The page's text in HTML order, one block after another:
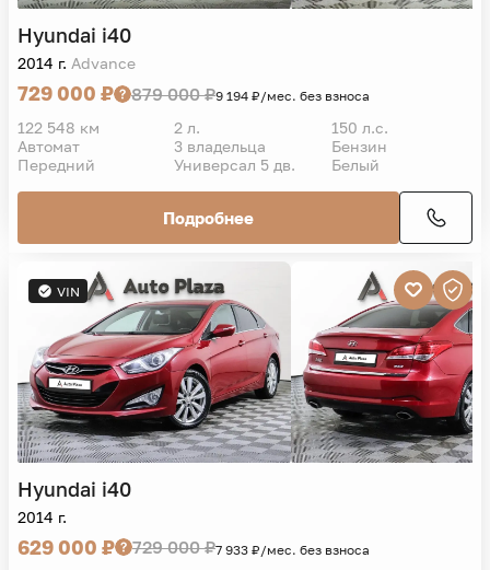
Hyundai i40
2014 г. Advance
729 000 ₽ 879 000 ₽9 194 ₽/мес. без взноса
122 548 км 2 л.
150 л.с.
Автомат
3 владельца
Бензин
Передний
Универсал 5 дв. Белый
Подробнее
VIN
Hyundai i40
2014 г.
629 000 ₽ 729 000 ₽7 933 ₽/мес. без взноса